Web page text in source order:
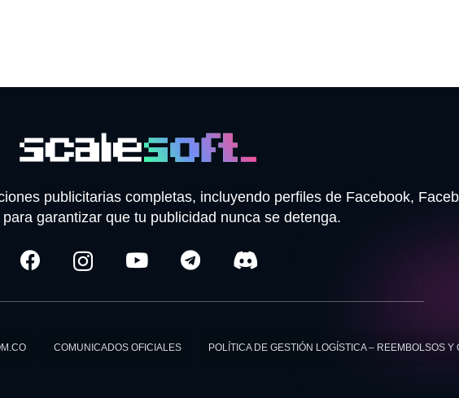
publicitarias completas, incluyendo perfiles de Facebook,
para garantizar que tu publicidad nunca se detenga.
COMUNICADOS OFICIALES POLÍTICA DE GESTIÓN LOGÍSTICA – REEMBOLSOS